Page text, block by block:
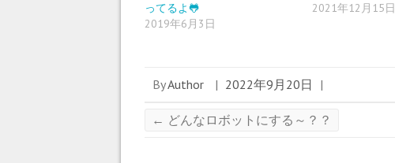
ってるよ🐸
2019年6月3日
2021年12月15日
ByAuthor | 2022年9月20日 |
← どんなロボットにする～？？